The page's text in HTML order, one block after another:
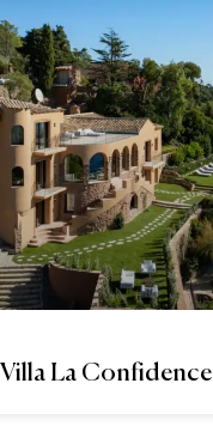
Villa La Confidence